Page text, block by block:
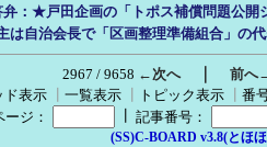
：★戸田企画の「トポス補償問題公開
自治会長で「区画整理準備組合」の
2967 / 9658 ←次へ｜ 前へ
ド表示 一覧表示 トピック表示
番
ージ：
記事番号：
(SS)C-BOARD v3.8(とほ